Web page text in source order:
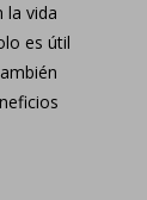
la vida
es útil